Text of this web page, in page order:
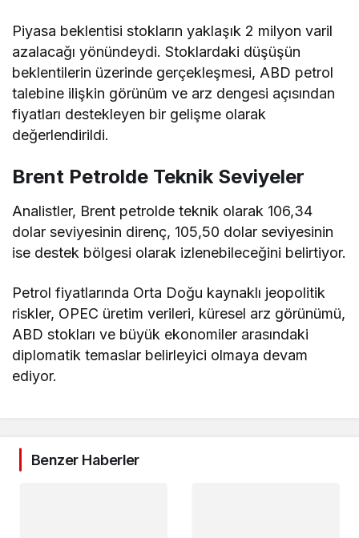
Piyasa beklentisi stokların yaklaşık 2 milyon varil
azalacağı yönündeydi. Stoklardaki düşüşün
beklentilerin üzerinde gerçekleşmesi, ABD petrol
talebine ilişkin görünüm ve arz dengesi açısından
fiyatları destekleyen bir gelişme olarak
değerlendirildi.
Brent Petrolde Teknik Seviyeler
Analistler, Brent petrolde teknik olarak 106,34
dolar seviyesinin direnç, 105,50 dolar seviyesinin
ise destek bölgesi olarak izlenebileceğini belirtiyor.
Petrol fiyatlarında Orta Doğu kaynaklı jeopolitik
riskler, OPEC üretim verileri, küresel arz görünümü,
ABD stokları ve büyük ekonomiler arasındaki
diplomatik temaslar belirleyici olmaya devam
ediyor.
Benzer Haberler